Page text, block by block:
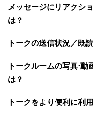
メッセージにリアクシ
は？
トークの送信状況／既
トークルームの写真⋅
は？
トークをより便利に利